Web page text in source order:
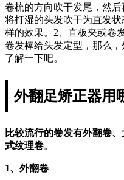
卷梳的方向吹干发尾，然
将打湿的头发吹干为直发
样的效果。2、直板夹或卷
卷发棒给头发定型，那么
了解一下吧。
外翻足矫正器用
比较流行的卷发有外翻卷
式纹理卷。
1、外翻卷